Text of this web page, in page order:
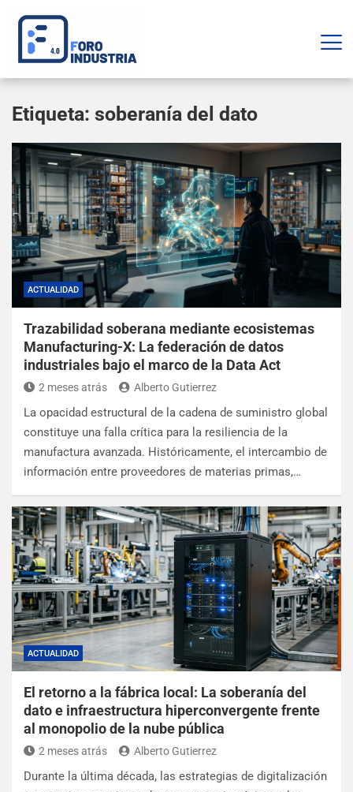
Etiqueta: soberanía del dato
ACTUALIDAD
Trazabilidad soberana mediante ecosistemas
Manufacturing-X: La federación de datos
industriales bajo el marco de la Data Act
2 meses atrás Alberto Gutierrez
La opacidad estructural de la cadena de suministro global
constituye una falla crítica para la resiliencia de la
manufactura avanzada. Históricamente, el intercambio de
información entre proveedores de materias primas,…
ACTUALIDAD
El retorno a la fábrica local: La soberanía del
dato e infraestructura hiperconvergente frente
al monopolio de la nube pública
2 meses atrás Alberto Gutierrez
Durante la última década, las estrategias de digitalización